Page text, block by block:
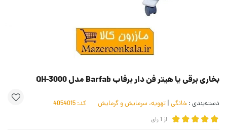
بخاری برقی یا هیتر فن دار برفاب Barfab مدل QH-3000
دسته‌بندی : خانگی | تهویه، سرمایش و گرمایش کد:
از 1رای